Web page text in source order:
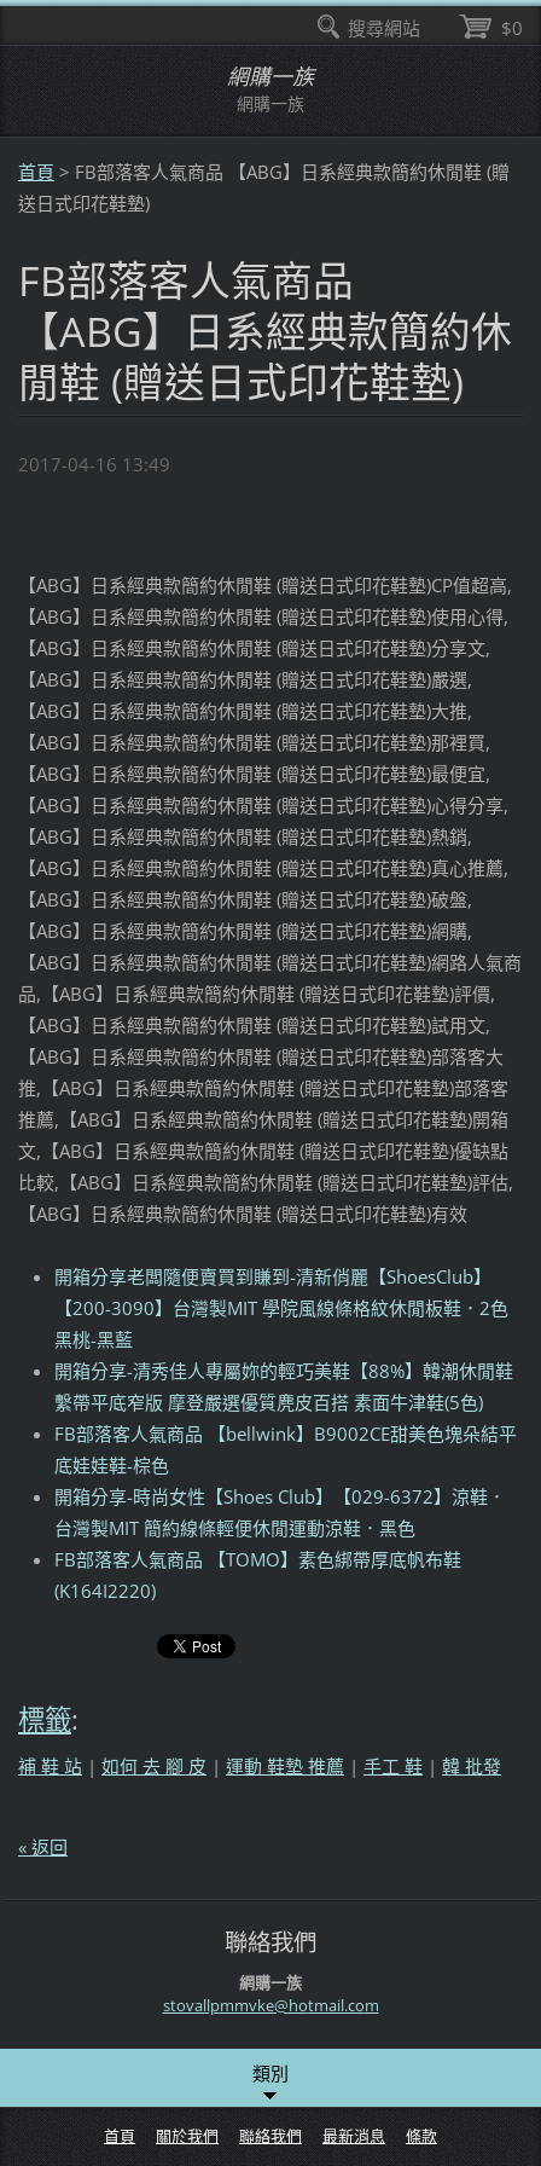
網購一族
網購一族
首頁 > FB部落客人氣商品 【ABG】日系經典款簡約休閒鞋 (贈
送日式印花鞋墊)
FB部落客人氣商品
【ABG】日系經典款簡約休
閒鞋 (贈送日式印花鞋墊)
2017-04-16 13:49
【ABG】日系經典款簡約休閒鞋 (贈送日式印花鞋墊)CP值超高,
【ABG】日系經典款簡約休閒鞋 (贈送日式印花鞋墊)使用心得,
【ABG】日系經典款簡約休閒鞋 (贈送日式印花鞋墊)分享文,
【ABG】日系經典款簡約休閒鞋 (贈送日式印花鞋墊)嚴選,
【ABG】日系經典款簡約休閒鞋 (贈送日式印花鞋墊)大推,
【ABG】日系經典款簡約休閒鞋 (贈送日式印花鞋墊)那裡買,
【ABG】日系經典款簡約休閒鞋 (贈送日式印花鞋墊)最便宜,
【ABG】日系經典款簡約休閒鞋 (贈送日式印花鞋墊)心得分享,
【ABG】日系經典款簡約休閒鞋 (贈送日式印花鞋墊)熱銷,
【ABG】日系經典款簡約休閒鞋 (贈送日式印花鞋墊)真心推薦,
【ABG】日系經典款簡約休閒鞋 (贈送日式印花鞋墊)破盤,
【ABG】日系經典款簡約休閒鞋 (贈送日式印花鞋墊)網購,
【ABG】日系經典款簡約休閒鞋 (贈送日式印花鞋墊)網路人氣商
品,【ABG】日系經典款簡約休閒鞋 (贈送日式印花鞋墊)評價,
【ABG】日系經典款簡約休閒鞋 (贈送日式印花鞋墊)試用文,
【ABG】日系經典款簡約休閒鞋 (贈送日式印花鞋墊)部落客大
推,【ABG】日系經典款簡約休閒鞋 (贈送日式印花鞋墊)部落客
推薦,【ABG】日系經典款簡約休閒鞋 (贈送日式印花鞋墊)開箱
文,【ABG】日系經典款簡約休閒鞋 (贈送日式印花鞋墊)優缺點
比較,【ABG】日系經典款簡約休閒鞋 (贈送日式印花鞋墊)評估,
【ABG】日系經典款簡約休閒鞋 (贈送日式印花鞋墊)有效
開箱分享老闆隨便賣買到賺到-清新俏麗【ShoesClub】
【200-3090】台灣製MIT 學院風線條格紋休閒板鞋．2色
黑桃-黑藍
開箱分享-清秀佳人專屬妳的輕巧美鞋【88%】韓潮休閒鞋
繫帶平底窄版 摩登嚴選優質麂皮百搭 素面牛津鞋(5色)
FB部落客人氣商品 【bellwink】B9002CE甜美色塊朵結平
底娃娃鞋-棕色
開箱分享-時尚女性【Shoes Club】【029-6372】涼鞋．
台灣製MIT 簡約線條輕便休閒運動涼鞋．黑色
FB部落客人氣商品 【TOMO】素色綁帶厚底帆布鞋
(K164I2220)
標籤:
補 鞋 站 | 如何 去 腳 皮 | 運動 鞋墊 推薦 | 手工 鞋 | 韓 批發
« 返回
聯絡我們
網購一族
stovallpmmvke@hotmail.com
類別
首頁 關於我們 聯絡我們 最新消息 條款
$0
搜尋網站